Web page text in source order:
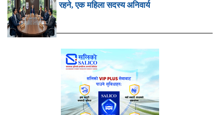
रहने, एक महिला सदस्य अनिवार्य